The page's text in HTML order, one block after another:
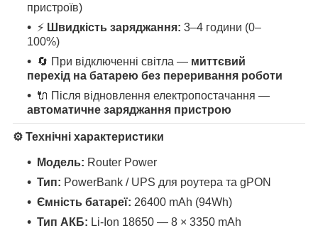
пристроїв)
⚡ Швидкість заряджання: 3–4 години (0–
100%)
🔄 При відключенні світла — миттєвий
перехід на батарею без переривання роботи
🔌 Після відновлення електропостачання —
автоматичне заряджання пристрою
⚙️ Технічні характеристики
Модель: Router Power
Тип: PowerBank / UPS для роутера та gPON
Ємність батареї: 26400 mAh (94Wh)
Тип АКБ: Li-Ion 18650 — 8 × 3350 mAh